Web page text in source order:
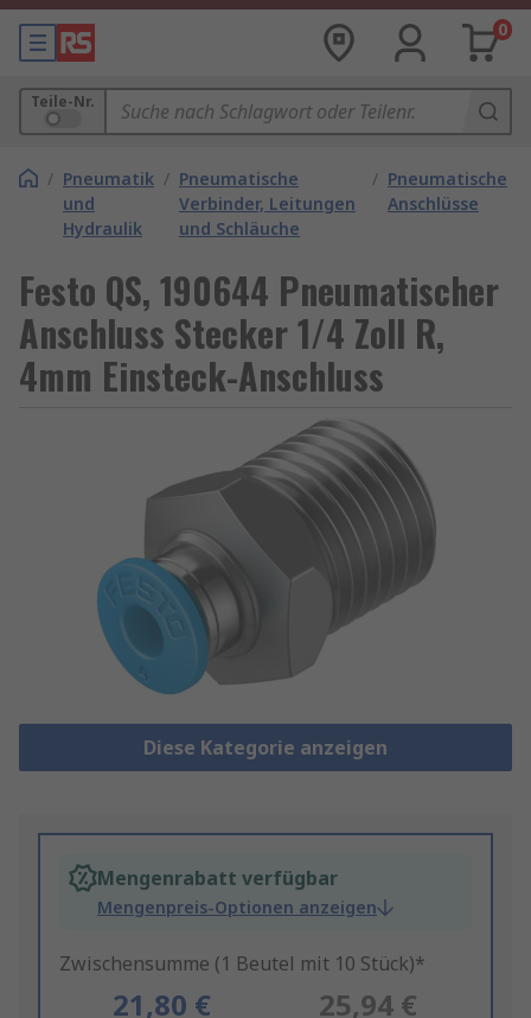
0
Teile-Nr.
/ Pneumatik
und
Hydraulik
/ Pneumatische
Verbinder, Leitungen
und Schläuche
/ Pneumatische
Anschlüsse
Festo QS, 190644 Pneumatischer
Anschluss Stecker 1/4 Zoll R,
4mm Einsteck-Anschluss
Diese Kategorie anzeigen
Mengenrabatt verfügbar
Mengenpreis-Optionen anzeigen
Zwischensumme (1 Beutel mit 10 Stück)*
21,80 € 25,94 €